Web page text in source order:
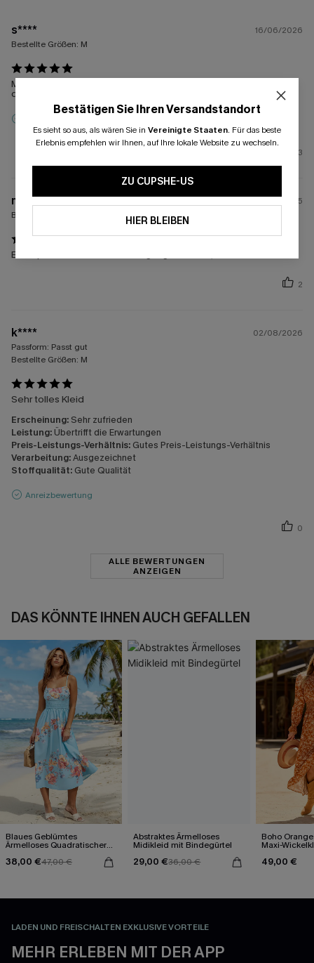
s****
16/06/2026
Bestellte Größen: M
Material sehr angenehm und sommerleicht. Passform: wird unter
der Brust weiter
3
m****
07/06/2025
Bestellte Größen:
Ein super schönes Kleid. Sehr gut gearbeitet, wunderbarer Stoff.
2
k****
02/08/2026
Passform: Passt gut
Bestellte Größen: M
Sehr tolles Kleid
Erscheinung: Sehr zufrieden
Leistung: Übertrifft die Erwartungen
Preis-Leistungs-Verhältnis: Gutes Preis-Leistungs-Verhältnis
Verarbeitung:Ausgezeichnet
Stoffqualität: Gute Qualität
Anreizbewertung
0
ALLE BEWERTUNGEN
ANZEIGEN
DAS KÖNNTE IHNEN AUCH GEFALLEN
Blaues Geblümtes
Ärmelloses Quadratischer
38,00 €47,00 €
Abstraktes Ärmelloses
Midikleid mit Bindegürtel
29,00 €36,00 €
Boho
Maxi-
49,00 €
LADEN UND FREISCHALTEN EXKLUSIVE VORTEILE
MEHR ERLEBEN MIT DER APP
Bestätigen Sie Ihren Versandstandort
Es sieht so aus, als wären Sie in Vereinigte Staaten. Für das beste
Erlebnis empfehlen wir Ihnen, auf Ihre lokale Website zu wechseln.
ZU CUPSHE-US
HIER BLEIBEN